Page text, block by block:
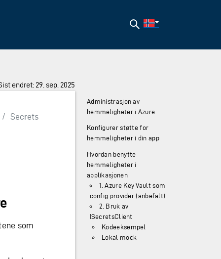
Søk
endret: 29. sep. 2025
/ Secrets
som
Administrasjon av
hemmeligheter i Azure
Konfigurer støtte for
hemmeligheter i din app
Hvordan benytte
hemmeligheter i
applikasjonen
1. Azure Key Vault som
config provider (anbefalt)
2. Bruk av
ISecretsClient
Kodeeksempel
Lokal mock